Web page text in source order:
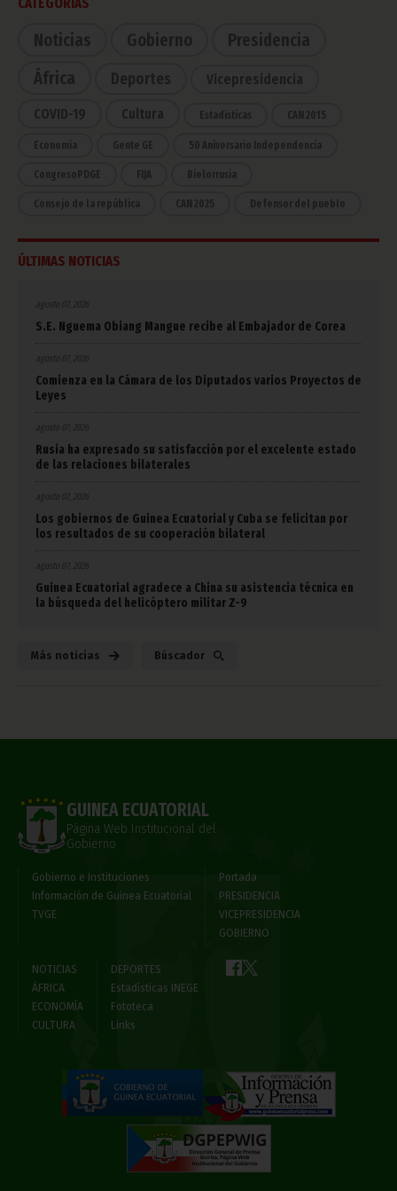
Noticias Gobierno
Presidencia
África
Deportes Vicepresidencia
COVID-19 Cultura Estadísticas CAN 2015
Economía Gente GE 50 Aniversario Independencia
CongresoPDGE FIJA Bielorrusia
Consejo de la república CAN 2025 Defensor del pueblo
ÚLTIMAS NOTICIAS
agosto 07, 2026
S.E. Nguema Obiang Mangue recibe al Embajador de Corea
agosto 07, 2026
Comienza en la Cámara de los Diputados varios Proyectos de
Leyes
agosto 07, 2026
Rusia ha expresado su satisfacción por el excelente estado
de las relaciones bilaterales
agosto 07, 2026
Los gobiernos de Guinea Ecuatorial y Cuba se felicitan por
los resultados de su cooperación bilateral
agosto 07, 2026
Guinea Ecuatorial agradece a China su asistencia técnica en
la búsqueda del helicóptero militar Z-9
Más noticias Búscador
GUINEA ECUATORIAL
Página Web Institucional del
Gobierno
Gobierno e Instituciones
Información de Guinea Ecuatorial
TVGE
Portada
PRESIDENCIA
VICEPRESIDENCIA
GOBIERNO
NOTICIAS
ÁFRICA
ECONOMÍA
CULTURA
DEPORTES
Estadísticas INEGE
Fototeca
Links